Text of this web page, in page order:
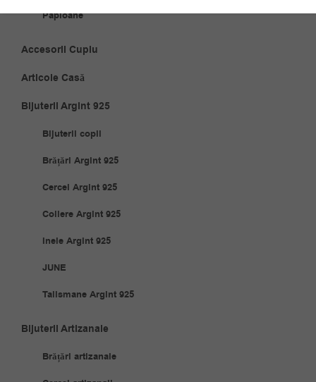
Papioane
Accesorii Cuplu
Articole Casă
Bijuterii Argint 925
Bijuterii copii
Brățări Argint 925
Cercei Argint 925
Coliere Argint 925
Inele Argint 925
JUNE
Talismane Argint 925
Bijuterii Artizanale
Brățări artizanale